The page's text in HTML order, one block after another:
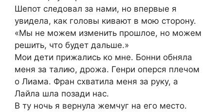
Шепот следовал за нами, но впервые я
увидела, как головы кивают в мою сторону.
«Мы не можем изменить прошлое, но можем
решить, что будет дальше.»
Мои дети прижались ко мне. Бонни обняла
меня за талию, дрожа. Генри оперся плечом
о Лиама. Фран схватила меня за руку, а
Лайла шла позади нас.
В ту ночь я вернула жемчуг на его место.